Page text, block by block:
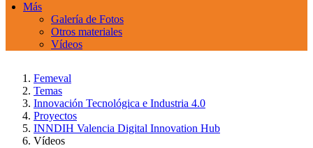
Más
Galería de Fotos
Otros materiales
Vídeos
Femeval
Temas
Innovación Tecnológica e Industria 4.0
Proyectos
INNDIH Valencia Digital Innovation Hub
Vídeos